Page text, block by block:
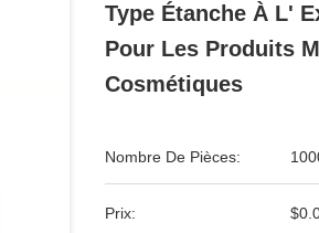
Type Étanche À L'
Pour Les Produits
Cosmétiques
Nombre De Pièces:
Prix: